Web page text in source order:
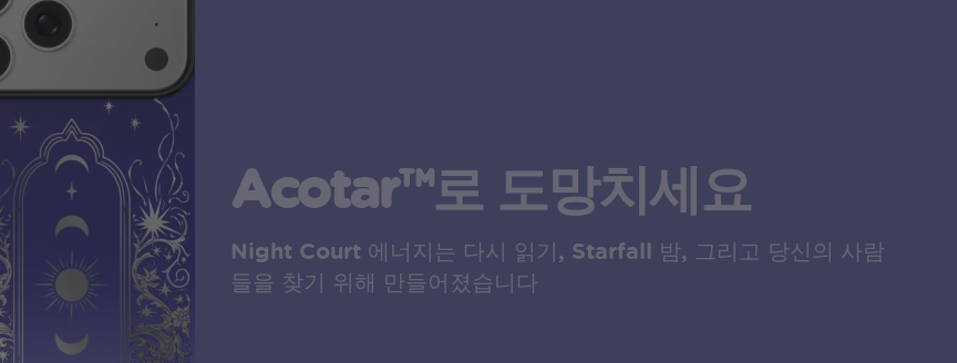
Acotar™로 도망치세요
Night Court 에너지는 다시 읽기, Starfall 밤, 그리고 당신의 사람
들을 찾기 위해 만들어졌습니다